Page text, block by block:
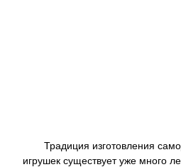
Традиция изготовления
игрушек существует уже много